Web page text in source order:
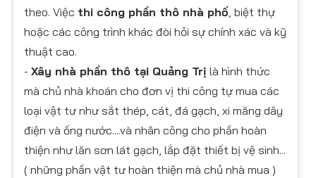
theo. Việc thi công phần thô nhà phố, biệt thự
hoặc các công trình khác đòi hỏi sự chính xác và kỹ
thuật cao.
- Xây nhà phần thô tại Quảng Trị là hình thức
mà chủ nhà khoán cho đơn vị thi công tự mua các
loại vật tư như sắt thép, cát, đá gạch, xi măng dây
điện và ống nước....và nhân công cho phần hoàn
thiện như lăn sơn lát gạch, lắp đặt thiết bị vệ sinh...
( những phần vật tư hoàn thiện mà chủ nhà mua )